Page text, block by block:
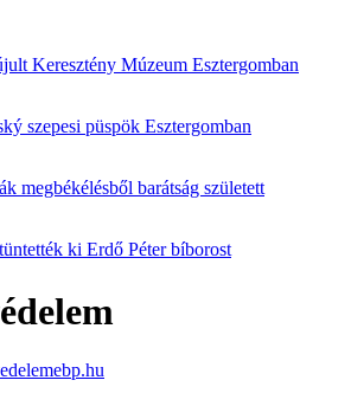
Keresztény Múzeum Esztergomban
szepesi püspök Esztergomban
megbékélésből barátság született
ki Erdő Péter bíborost